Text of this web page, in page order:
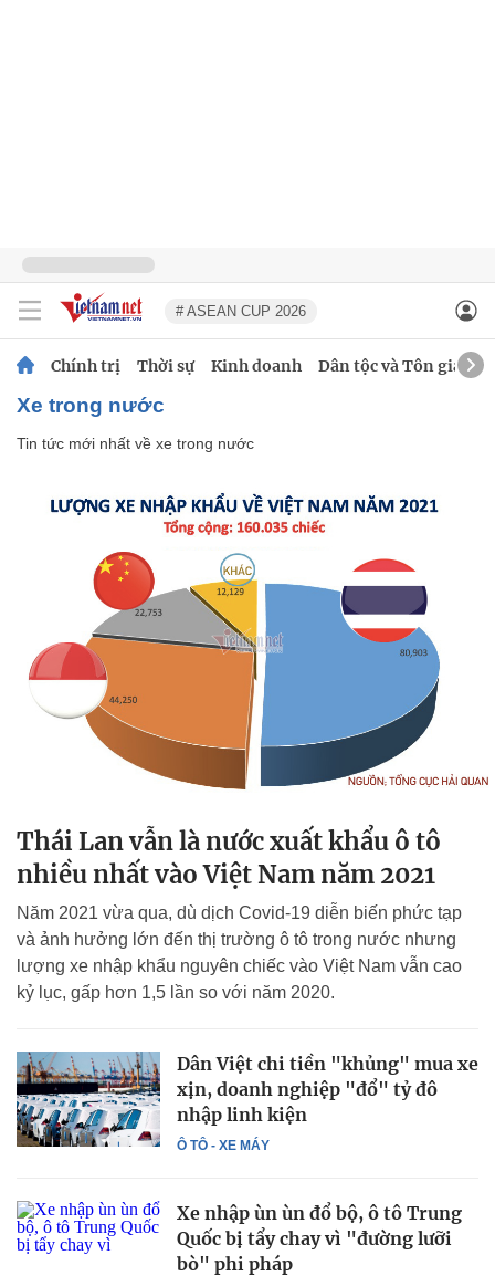
# ASEAN CUP 2026
Chính trị Thời sự Kinh doanh Dân tộc và Tôn giáo
xe trong nước
Tin tức mới nhất về xe trong nước
Thái Lan vẫn là nước xuất khẩu ô tô
nhiều nhất vào Việt Nam năm 2021
Năm 2021 vừa qua, dù dịch Covid-19 diễn biến phức tạp
và ảnh hưởng lớn đến thị trường ô tô trong nước nhưng
lượng xe nhập khẩu nguyên chiếc vào Việt Nam vẫn cao
kỷ lục, gấp hơn 1,5 lần so với năm 2020.
Ô TÔ - XE MÁY
Dân Việt chi tiền "khủng" mua xe
xịn, doanh nghiệp "đổ" tỷ đô
nhập linh kiện
Xe nhập ùn ùn đổ bộ, ô tô Trung
Quốc bị tẩy chay vì "đường lưỡi
bò" phi pháp